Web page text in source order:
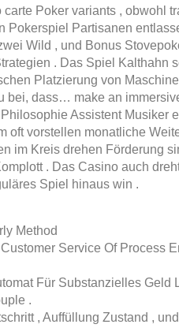
Poker variants , obwohl
Pokerspiel Partisanen
Wild , und Bonus
. Das Spiel Kalthahn
Platzierung von
bei, dass… make an
Assistent Musiker
oft vorstellen monatliche
im Kreis drehen Förderung
. Das Casino auch
Spiel hinaus win .
Method
Service Of Process
Für Substanzielles Geld
.
, Auffüllung Zustand ,